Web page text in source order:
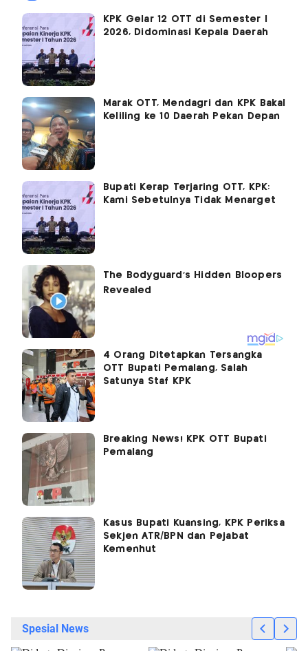
KPK Gelar 12 OTT di Semester I
2026, Didominasi Kepala Daerah
Marak OTT, Mendagri dan KPK Bakal
Keliling ke 10 Daerah Pekan Depan
Bupati Kerap Terjaring OTT, KPK:
Kami Sebetulnya Tidak Menarget
4 Orang Ditetapkan Tersangka
OTT Bupati Pemalang, Salah
Satunya Staf KPK
Breaking News! KPK OTT Bupati
Pemalang
Kasus Bupati Kuansing, KPK Periksa
Sekjen ATR/BPN dan Pejabat
Kemenhut